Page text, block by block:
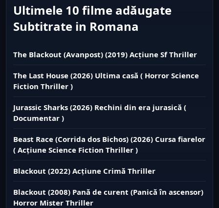
Ultimele 10 filme adăugate
Subtitrate in Romana
The Blackout (Avanpost) (2019) Acțiune Sf Thriller
The Last House (2026) Ultima casă ( Horror Science
Fiction Thriller )
Jurassic Sharks (2026) Rechini din era jurasică (
Documentar )
Beast Race (Corrida dos Bichos) (2026) Cursa fiarelor
( Acțiune Science Fiction Thriller )
Blackout (2022) Acțiune Crimă Thriller
Blackout (2008) Pană de curent (Panică în ascensor)
Horror Mister Thriller